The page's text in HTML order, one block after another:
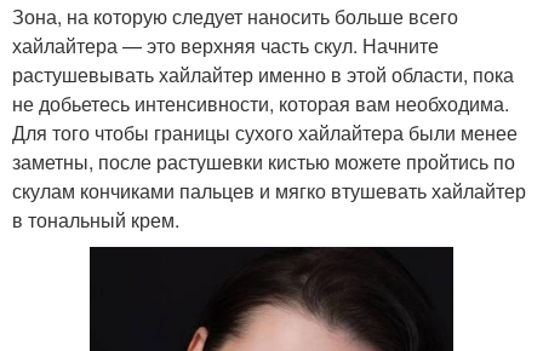
Зона, на которую следует наносить больше всего
хайлайтера — это верхняя часть скул. Начните
растушевывать хайлайтер именно в этой области, пока
не добьетесь интенсивности, которая вам необходима.
Для того чтобы границы сухого хайлайтера были менее
заметны, после растушевки кистью можете пройтись по
скулам кончиками пальцев и мягко втушевать хайлайтер
в тональный крем.